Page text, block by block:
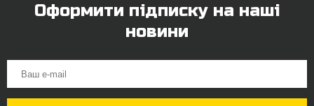
Оформити підписку на наші
новини